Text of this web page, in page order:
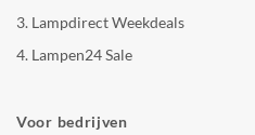
3. Lampdirect Weekdeals
4. Lampen24 Sale
Voor bedrijven